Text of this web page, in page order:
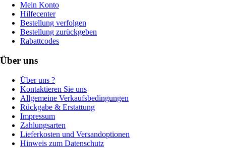
Mein Konto
Hilfecenter
Bestellung verfolgen
Bestellung zurückgeben
Rabattcodes
Über uns
Über uns ?
Kontaktieren Sie uns
Allgemeine Verkaufsbedingungen
Rückgabe & Erstattung
Impressum
Zahlungsarten
Lieferkosten und Versandoptionen
Hinweis zum Datenschutz